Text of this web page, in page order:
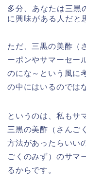
多分、あなたは三黒
に興味がある人だと
ただ、三黒の美酢（
ーポンやサマーセー
のにな～という風に
の中にはいるのでは
というのは、私もサ
三黒の美酢（さんご
方法があったらいい
ごくのみず）のサマ
るからです。